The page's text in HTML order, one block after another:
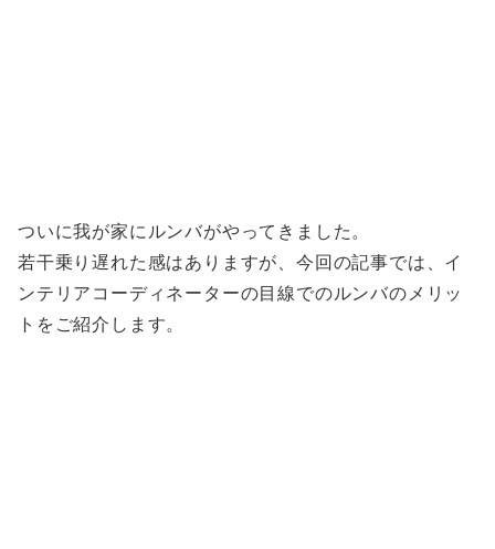
ついに我が家にルンバがやってきました。
若干乗り遅れた感はありますが、今回の記事では、イ
ンテリアコーディネーターの目線でのルンバのメリッ
トをご紹介します。